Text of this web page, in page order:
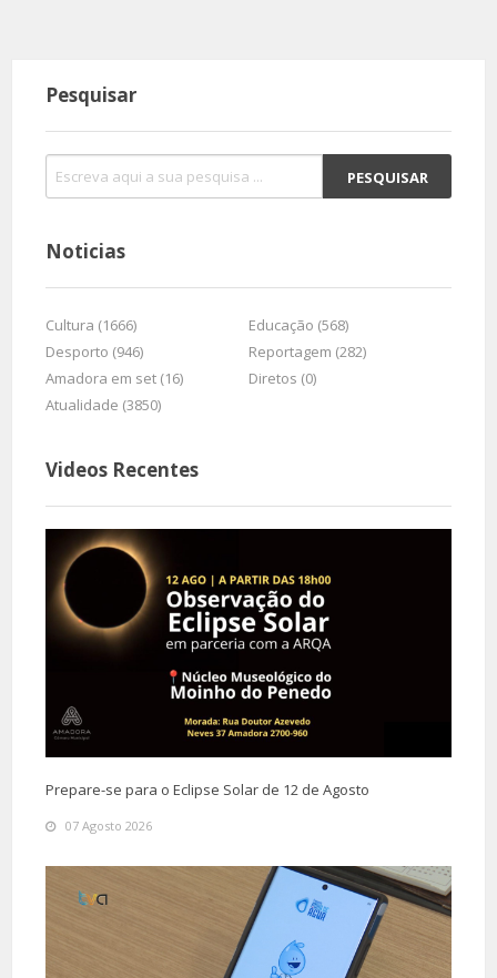
Pesquisar
Noticias
Cultura (1666)
Educação (568)
Desporto (946)
Reportagem (282)
Amadora em set (16)
Diretos (0)
Atualidade (3850)
Videos Recentes
Prepare-se para o Eclipse Solar de 12 de Agosto
07 Agosto 2026